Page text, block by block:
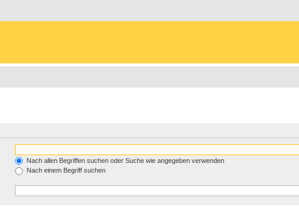
Nach allen Begriffen suchen oder Suche wie angegeben verwenden
Nach einem Begriff suchen